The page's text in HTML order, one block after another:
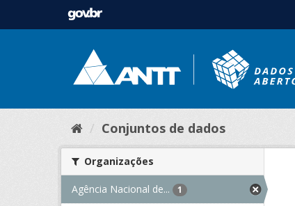
Conjuntos de dados
Organizações
Agência Nacional de... 1